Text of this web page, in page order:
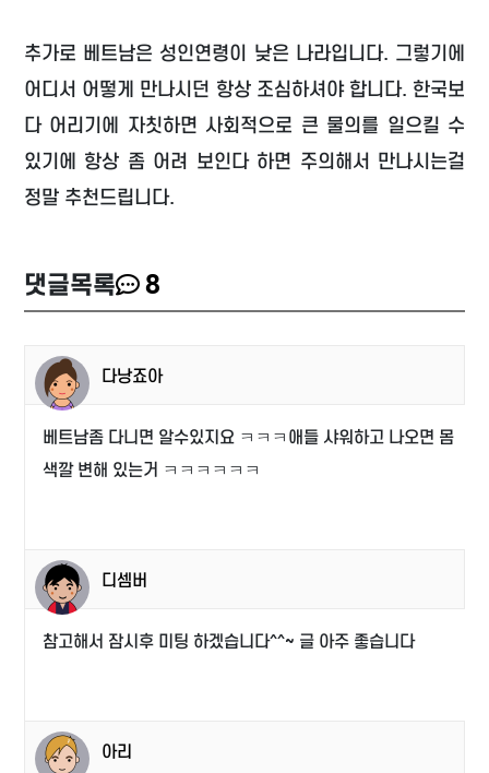
추가로 베트남은 성인연령이 낮은 나라입니다. 그렇기에
어디서 어떻게 만나시던 항상 조심하셔야 합니다. 한국보
다 어리기에 자칫하면 사회적으로 큰 물의를 일으킬 수
있기에 항상 좀 어려 보인다 하면 주의해서 만나시는걸
정말 추천드립니다.
댓글목록 8
다낭죠아
베트남좀 다니면 알수있지요 ㅋㅋㅋ애들 샤워하고 나오면 몸
색깔 변해 있는거 ㅋㅋㅋㅋㅋㅋ
디셈버
참고해서 잠시후 미팅 하겠습니다^^~ 글 아주 좋습니다
아리